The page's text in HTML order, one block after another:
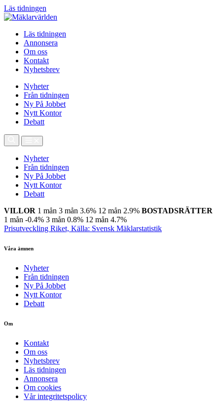
Läs tidningen
Läs tidningen
Annonsera
Om oss
Kontakt
Nyhetsbrev
Nyheter
Från tidningen
Ny På Jobbet
Nytt Kontor
Debatt
Nyheter
Från tidningen
Ny På Jobbet
Nytt Kontor
Debatt
VILLOR 1 mån 3 mån 3.6% 12 mån 2.9% BOSTADSRÄTTER
1 mån -0.4% 3 mån 0.8% 12 mån 4.7%
Prisutveckling Riket, Källa: Svensk Mäklarstatistik
Våra ämnen
Nyheter
Från tidningen
Ny På Jobbet
Nytt Kontor
Debatt
Om
Kontakt
Om oss
Nyhetsbrev
Läs tidningen
Annonsera
Om cookies
Vår integritetspolicy